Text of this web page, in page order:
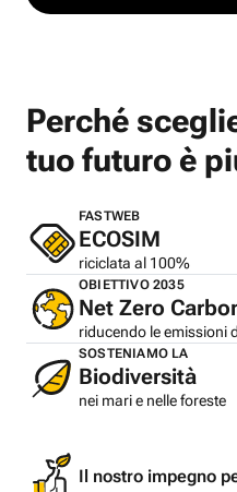
Perché
tuo futuro è
FASTWEB
ECOSIM
riciclata al 100%
OBIETTIVO 2035
Net Zero
riducendo le emissioni
SOSTENIAMO LA
Biodiversità
nei mari e nelle foreste
Il nostro impegno